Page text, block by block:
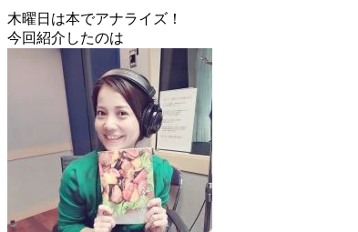
木曜日は本でアナライズ！
今回紹介したのは